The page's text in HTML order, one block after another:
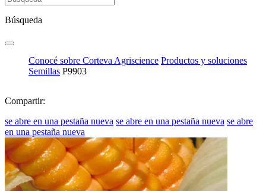
Búsqueda
Conocé sobre Corteva Agriscience Productos y soluciones
Semillas P9903
Compartir:
se abre en una pestaña nueva se abre en una pestaña nueva se abre
en una pestaña nueva